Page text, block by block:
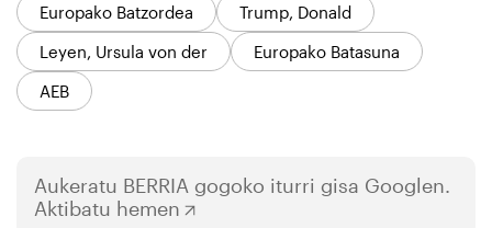
Europako Batzordea
Trump, Donald
Leyen, Ursula von der
Europako Batasuna
AEB
Aukeratu BERRIA gogoko iturri gisa Googlen.
Aktibatu hemen